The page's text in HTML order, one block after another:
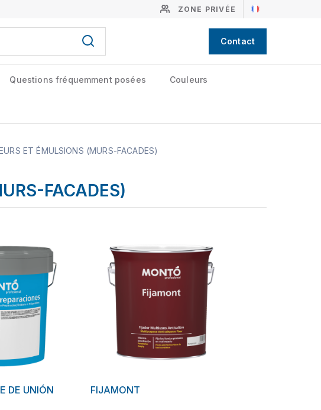
ZONE PRIVÉE
Contact
Questions fréquemment posées Couleurs
ET ÉMULSIONS (MURS-FACADES)
FACADES)
DE UNIÓN
FIJAMONT